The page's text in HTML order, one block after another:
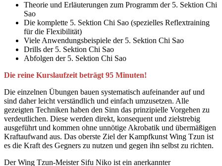
Theorie und Erläuterungen zum Programm der 5. Sektion Chi
Sao
Die komplette 5. Sektion Chi Sao (spezielles Reflextraining
für die Flexibilität)
Viele Anwendungsbeispiele der 5. Sektion Chi Sao
Drills der 5. Sektion Chi Sao
Abfolgen der 5. Sektion Chi Sao
Die reine Kurslaufzeit beträgt 95 Minuten!
Die einzelnen Übungen bauen systematisch aufeinander auf und
sind daher leicht verständlich und einfach umzusetzen. Alle
gezeigten Techniken haben den Sinn das prinzipielle Vorgehen zu
verdeutlichen. Diese werden direkt, konsequent und zielstrebig
ausgeführt und kommen ohne unnötige Akrobatik und übermäßigen
Kraftaufwand aus. Das oberste Ziel der Kampfkunst Wing Tzun ist
es die Kraft des Gegners zu nutzen und gegen ihn selbst zu richten.
Der Wing Tzun-Meister Sifu Niko ist ein anerkannter